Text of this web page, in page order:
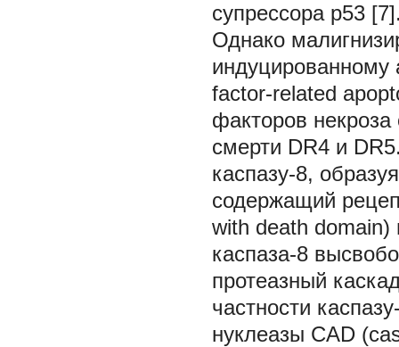
супрессора р53
Однако
индуцированному
factor-related
факторов некроза
смерти DR4 и
каспазу-8,
содержащий
with death
каспаза-8
протеазный
частности
нуклеазы CAD